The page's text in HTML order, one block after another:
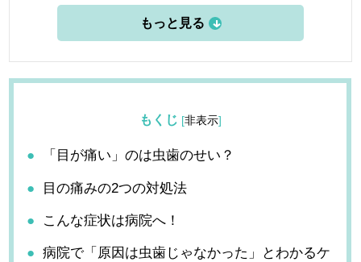
もくじ [非表示]
「目が痛い」のは虫歯のせい？
目の痛みの2つの対処法
こんな症状は病院へ！
病院で「原因は虫歯じゃなかった」とわかるケ